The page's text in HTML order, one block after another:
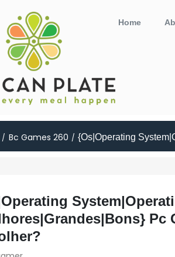
Home
/ Bc Games 260 / {Os|Operating
Pc